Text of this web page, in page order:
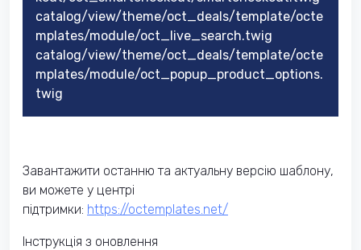
catalog/view/theme/oct_deals/template/octe
mplates/module/oct_live_search.twig
catalog/view/theme/oct_deals/template/octe
mplates/module/oct_popup_product_options.
twig
Завантажити останню та актуальну версію шаблону,
ви можете у центрі
підтримки: https://octemplates.net/
Інструкція з оновлення